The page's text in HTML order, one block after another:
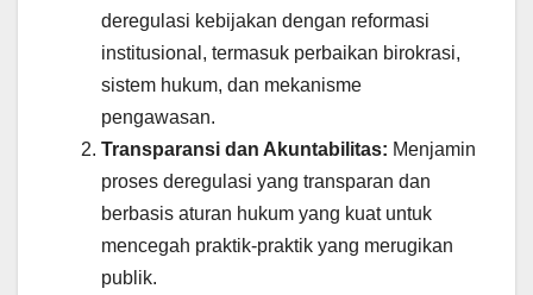
deregulasi kebijakan dengan reformasi
institusional, termasuk perbaikan birokrasi,
sistem hukum, dan mekanisme
pengawasan.
Transparansi dan Akuntabilitas: Menjamin
proses deregulasi yang transparan dan
berbasis aturan hukum yang kuat untuk
mencegah praktik-praktik yang merugikan
publik.